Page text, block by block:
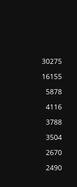
30275
16155
5878
4116
3788
3504
2670
2490